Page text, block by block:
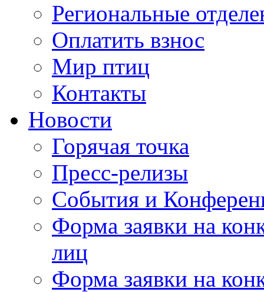
Региональные
Оплатить взнос
Мир птиц
Контакты
Новости
Горячая точка
Пресс-релизы
События и
Форма заявки на
лиц
Форма заявки на